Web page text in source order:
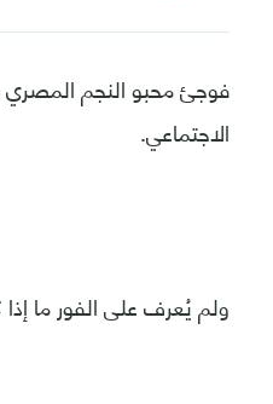
فوجئ محبو النجم المصري
الاجتماعي.
ولم يُعرف على الفور ما